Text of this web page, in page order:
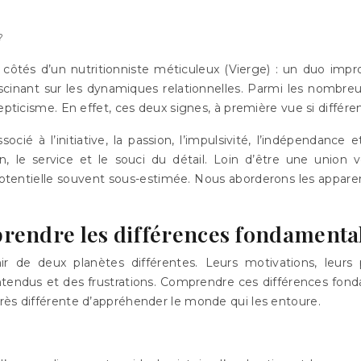
d’un nutritionniste méticuleux (Vierge) : un duo
sur les dynamiques relationnelles. Parmi les
En effet, ces deux signes, à première vue si
à l’initiative, la passion, l’impulsivité,
le service et le souci du détail. Loin d’être une union
souvent sous-estimée. Nous aborderons les
les différences
deux planètes différentes. Leurs motivations,
et des frustrations. Comprendre ces différences
différente d’appréhender le monde qui les entoure.